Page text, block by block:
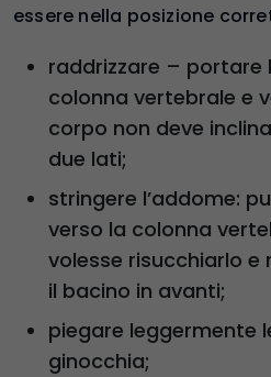
essere nella posizione
raddrizzare – portare
colonna vertebrale e
corpo non deve
due lati;
stringere l’addome:
verso la colonna
volesse risucchiarlo
il bacino in avanti;
piegare leggermente
ginocchia;